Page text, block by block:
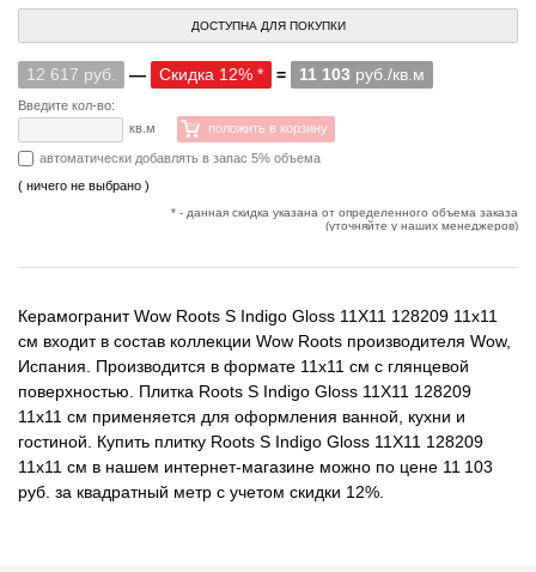
ДОСТУПНА ДЛЯ ПОКУПКИ
12 617 руб. — Скидка 12% * = 11 103 руб./кв.м
Введите кол-во:
кв.м
положить в корзину
автоматически добавлять в запас 5% объема
( ничего не выбрано )
* - данная скидка указана от определенного объема заказа
(уточняйте у наших менеджеров)
Керамогранит Wow Roots S Indigo Gloss 11Х11 128209 11x11
см входит в состав коллекции Wow Roots производителя Wow,
Испания. Производится в формате 11x11 см с глянцевой
поверхностью. Плитка Roots S Indigo Gloss 11Х11 128209
11x11 см применяется для оформления ванной, кухни и
гостиной. Купить плитку Roots S Indigo Gloss 11Х11 128209
11x11 см в нашем интернет-магазине можно по цене 11 103
руб. за квадратный метр с учетом скидки 12%.